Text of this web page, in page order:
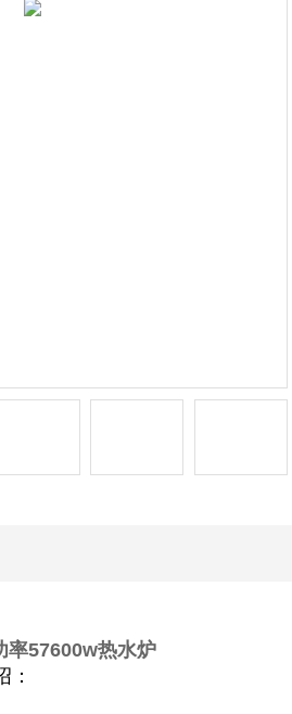
率57600w热水炉
：